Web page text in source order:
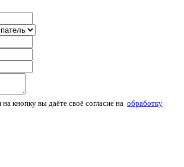
кнопку вы даёте своё согласие на обработку